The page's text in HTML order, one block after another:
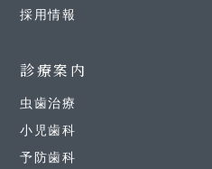
採用情報
診療案内
虫歯治療
小児歯科
予防歯科